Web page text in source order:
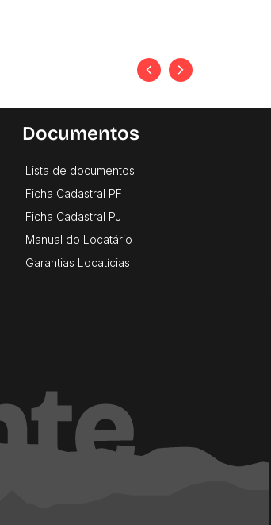
Documentos
Lista de documentos
Ficha Cadastral PF
Ficha Cadastral PJ
Manual do Locatário
Garantias Locatícias